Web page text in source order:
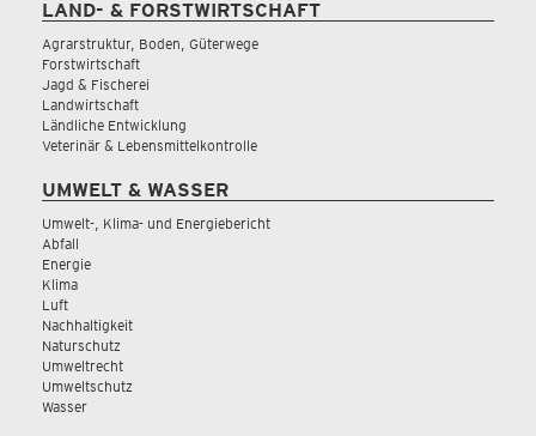
LAND- & FORSTWIRTSCHAFT
Agrarstruktur, Boden, Güterwege
Forstwirtschaft
Jagd & Fischerei
Landwirtschaft
Ländliche Entwicklung
Veterinär & Lebensmittelkontrolle
UMWELT & WASSER
Umwelt-, Klima- und Energiebericht
Abfall
Energie
Klima
Luft
Nachhaltigkeit
Naturschutz
Umweltrecht
Umweltschutz
Wasser